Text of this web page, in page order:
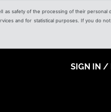
as safety of the processing of their
and for statistical purposes. If you do
SIGN IN /